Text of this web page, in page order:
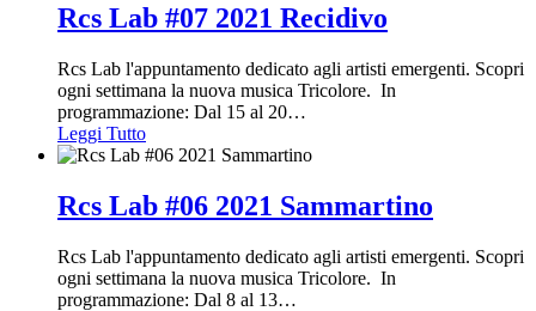
Rcs Lab #07 2021 Recidivo
Rcs Lab l'appuntamento dedicato agli artisti emergenti. Scopri
ogni settimana la nuova musica Tricolore. In
programmazione: Dal 15 al 20…
Leggi Tutto
Rcs Lab #06 2021 Sammartino
Rcs Lab l'appuntamento dedicato agli artisti emergenti. Scopri
ogni settimana la nuova musica Tricolore. In
programmazione: Dal 8 al 13…